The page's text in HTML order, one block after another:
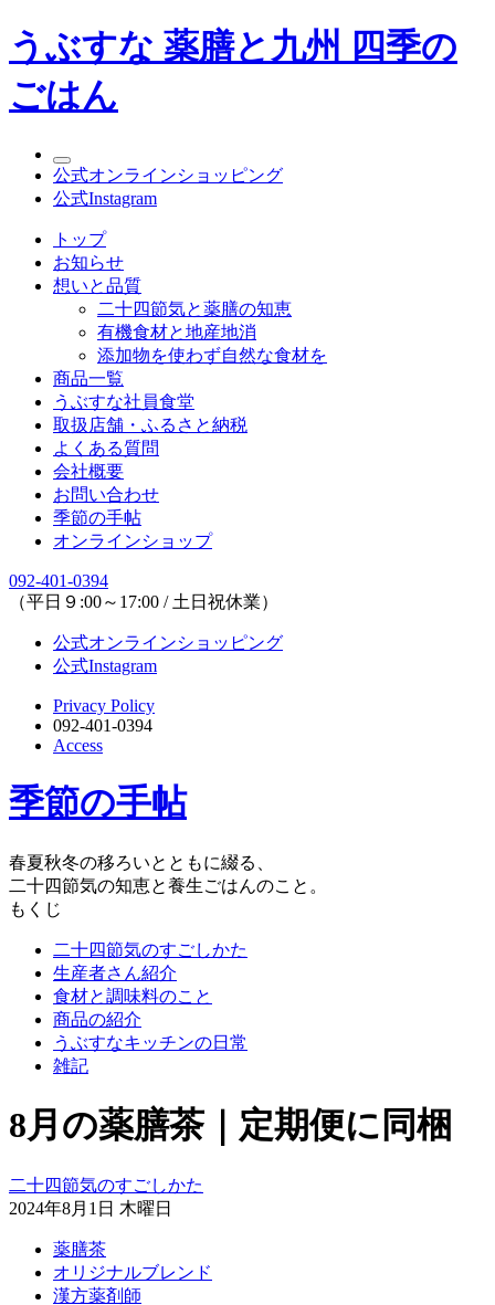
うぶすな 薬膳と九州 四季の
ごはん
公式オンラインショッピング
公式Instagram
トップ
お知らせ
想いと品質
二十四節気と薬膳の知恵
有機食材と地産地消
添加物を使わず自然な食材を
商品一覧
うぶすな社員食堂
取扱店舗・ふるさと納税
よくある質問
会社概要
お問い合わせ
季節の手帖
オンラインショップ
092-401-0394
（平日９:00～17:00 / 土日祝休業）
公式オンラインショッピング
公式Instagram
Privacy Policy
092-401-0394
Access
季節の手帖
春夏秋冬の移ろいとともに綴る、
二十四節気の知恵と養生ごはんのこと。
もくじ
二十四節気のすごしかた
生産者さん紹介
食材と調味料のこと
商品の紹介
うぶすなキッチンの日常
雑記
8月の薬膳茶｜定期便に同梱
二十四節気のすごしかた
2024年8月1日 木曜日
薬膳茶
オリジナルブレンド
漢方薬剤師